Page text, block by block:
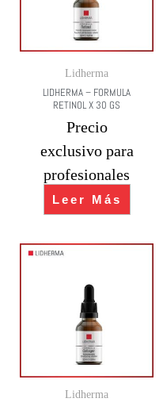
Lidherma
LIDHERMA – FORMULA
RETINOL X 30 GS
Precio
exclusivo para
profesionales
Leer Más
Lidherma